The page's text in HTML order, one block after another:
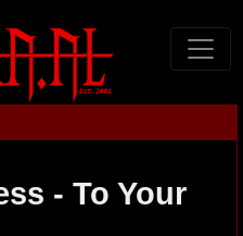
- To Your